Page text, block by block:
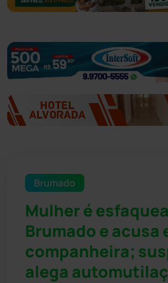
Brumado
Mulher é
Brumado e acusa
companheira;
alega